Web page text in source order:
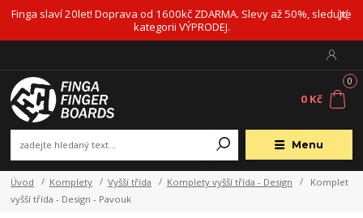
Finga slaví 20let! Doprava od 1600kč ZDARMA. Slevy až 50%, sledujte
kategorii VÝPRODEJ.
Menu
0
0 Kč
Úvod Komplety Vyšší třída Komplety vyšší třída - Design
Komplet
vyšší třída - Design - Pavouk